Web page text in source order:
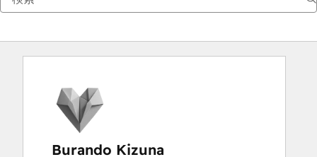
Burando Kizuna